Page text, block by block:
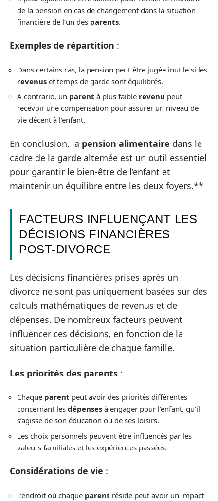
de la pension en cas de changement dans la situation
financière de l’un des parents.
Exemples de répartition :
Dans certains cas, la pension peut être jugée inutile si les
revenus et temps de garde sont équilibrés.
A contrario, un parent à plus faible revenu peut
recevoir une compensation pour assurer un niveau de
vie décent à l’enfant.
En conclusion, la pension alimentaire dans le
cadre de la garde alternée est un outil essentiel
pour garantir le bien-être de l’enfant et
maintenir un équilibre entre les deux foyers.**
FACTEURS INFLUENÇANT LES
DÉCISIONS FINANCIÈRES
POST-DIVORCE
Les décisions financières prises après un
divorce ne sont pas uniquement basées sur des
calculs mathématiques de revenus et de
dépenses. De nombreux facteurs peuvent
influencer ces décisions, en fonction de la
situation particulière de chaque famille.
Les priorités des parents :
Chaque parent peut avoir des priorités différentes
concernant les dépenses à engager pour l’enfant, qu’il
s’agisse de son éducation ou de ses loisirs.
Les choix personnels peuvent être influencés par les
valeurs familiales et les expériences passées.
Considérations de vie :
L’endroit où chaque parent réside peut avoir un impact